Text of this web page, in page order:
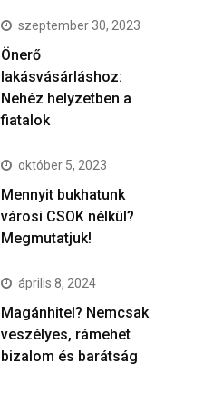
szeptember 30, 2023
Önerő
lakásvásárláshoz:
Nehéz helyzetben a
fiatalok
október 5, 2023
Mennyit bukhatunk
városi CSOK nélkül?
Megmutatjuk!
április 8, 2024
Magánhitel? Nemcsak
veszélyes, rámehet
bizalom és barátság